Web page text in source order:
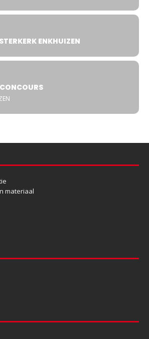
ENKHUIZEN
materiaal